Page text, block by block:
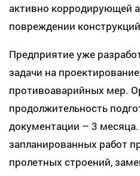
активно корродирующей
повреждении
Предприятие уже
задачи на
противоаварийных мер.
продолжительность
документации – 3
запланированных работ
пролетных строений,